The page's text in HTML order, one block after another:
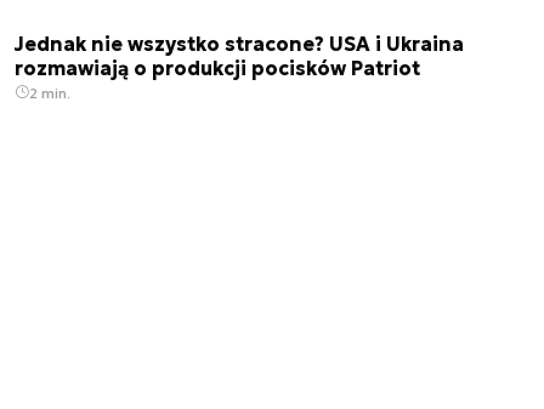
Jednak nie wszystko stracone? USA i Ukraina
rozmawiają o produkcji pocisków Patriot
2 min.